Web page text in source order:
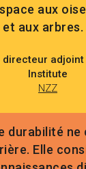
aux
et aux arbres.
directeur
Institute
NZZ
durabilité ne
Elle